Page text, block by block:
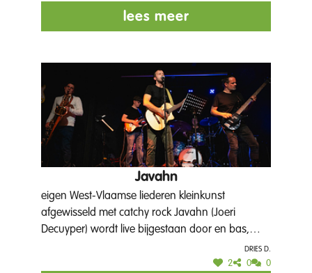
geen stoppen aan en kan je niet blijven zitten.
locaties in Frankrijk, nu ook in Poperinge?
lees meer
Javahn
eigen West-Vlaamse liederen kleinkunst
afgewisseld met catchy rock Javahn (Joeri
Decuyper) wordt live bijgestaan door en bas,
Dries D.
2 0 0